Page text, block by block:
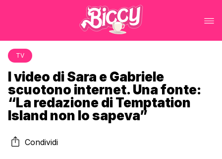
TV
I video di Sara e Gabriele
scuotono internet. Una fonte:
“La redazione di Temptation
Island non lo sapeva”
Condividi